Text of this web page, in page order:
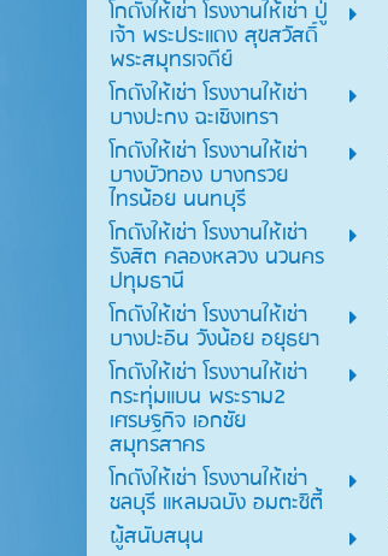
โกดังให้เช่า โรงงานให้เช่า ปู่
เจ้า พระประแดง สุขสวัสดิ์
พระสมุทรเจดีย์
โกดังให้เช่า โรงงานให้เช่า
บางปะกง ฉะเชิงเทรา
โกดังให้เช่า โรงงานให้เช่า
บางบัวทอง บางกรวย
ไทรน้อย นนทบุรี
โกดังให้เช่า โรงงานให้เช่า
รังสิต คลองหลวง นวนคร
ปทุมธานี
โกดังให้เช่า โรงงานให้เช่า
บางปะอิน วังน้อย อยุธยา
โกดังให้เช่า โรงงานให้เช่า
กระทุ่มแบน พระราม2
เศรษฐกิจ เอกชัย
สมุทรสาคร
โกดังให้เช่า โรงงานให้เช่า
ชลบุรี แหลมฉบัง อมตะซิตี้
ผู้สนับสนุน